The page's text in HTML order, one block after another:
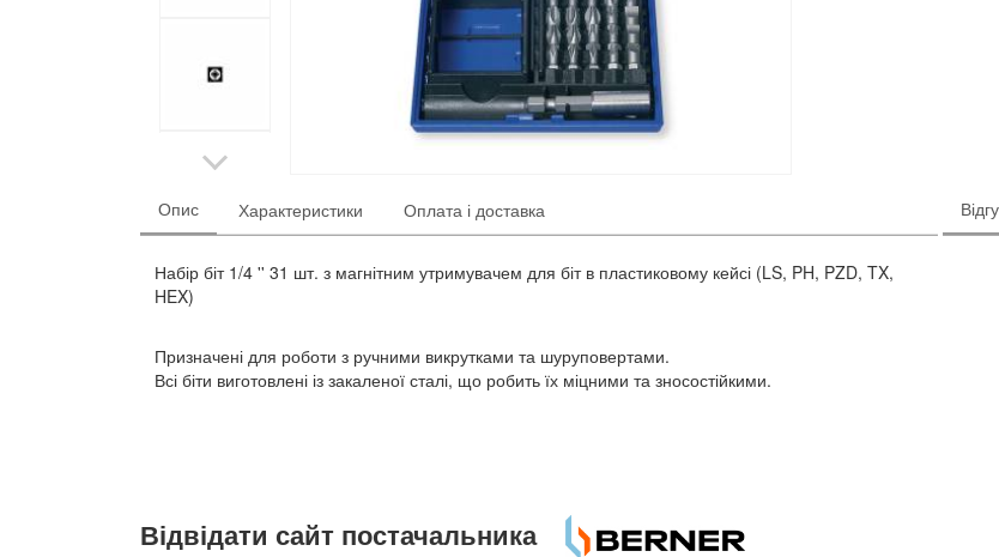
Опис Характеристики Оплата і доставка
Набір біт 1/4 '' 31 шт. з магнітним утримувачем для біт в пластиковому кейсі (LS, PH, PZD, TX,
HEX)
Призначені для роботи з ручними викрутками та шуруповертами.
Всі біти виготовлені із закаленої сталі, що робить їх міцними та зносостійкими.
Відвідати сайт постачальника